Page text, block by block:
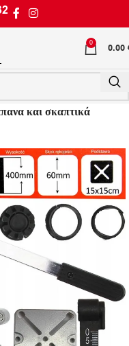
0 0.00
και σκαπτικά